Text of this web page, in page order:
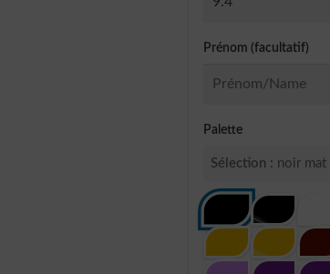
Prénom (facultatif)
Palette
Sélection : noir mat